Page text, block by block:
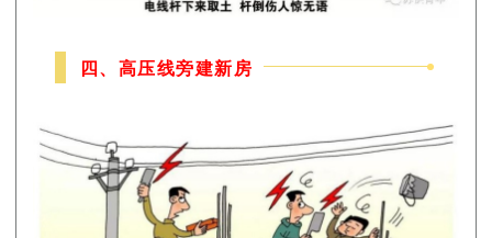
四、高压线旁建新房